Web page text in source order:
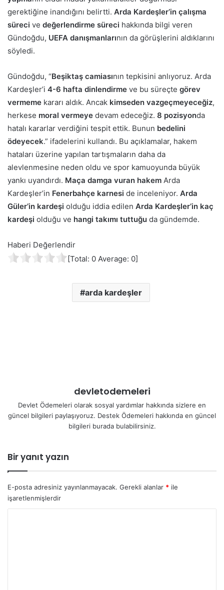
gerektiğine inandığını belirtti. Arda Kardeşler’in çalışma
süreci ve değerlendirme süreci hakkında bilgi veren
Gündoğdu, UEFA danışmanlarının da görüşlerini aldıklarını
söyledi.
Gündoğdu, “Beşiktaş camiasının tepkisini anlıyoruz. Arda
Kardeşler’i 4-6 hafta dinlendirme ve bu süreçte görev
vermeme kararı aldık. Ancak kimseden vazgeçmeyeceğiz,
herkese moral vermeye devam edeceğiz. 8 pozisyonda
hatalı kararlar verdiğini tespit ettik. Bunun bedelini
ödeyecek.” ifadelerini kullandı. Bu açıklamalar, hakem
hataları üzerine yapılan tartışmaların daha da
alevlenmesine neden oldu ve spor kamuoyunda büyük
yankı uyandırdı. Maça damga vuran hakem Arda
Kardeşler’in Fenerbahçe karnesi de inceleniyor. Arda
Güler’in kardeşi olduğu iddia edilen Arda Kardeşler’in kaç
kardeşi olduğu ve hangi takımı tuttuğu da gündemde.
Haberi Değerlendir
[Total: 0 Average: 0]
arda kardeşler
devletodemeleri
Devlet Ödemeleri olarak sosyal yardımlar hakkında sizlere en
güncel bilgileri paylaşıyoruz. Destek Ödemeleri hakkında en güncel
bilgileri burada bulabilirsiniz.
Bir yanıt yazın
E-posta adresiniz yayınlanmayacak. Gerekli alanlar * ile
işaretlenmişlerdir